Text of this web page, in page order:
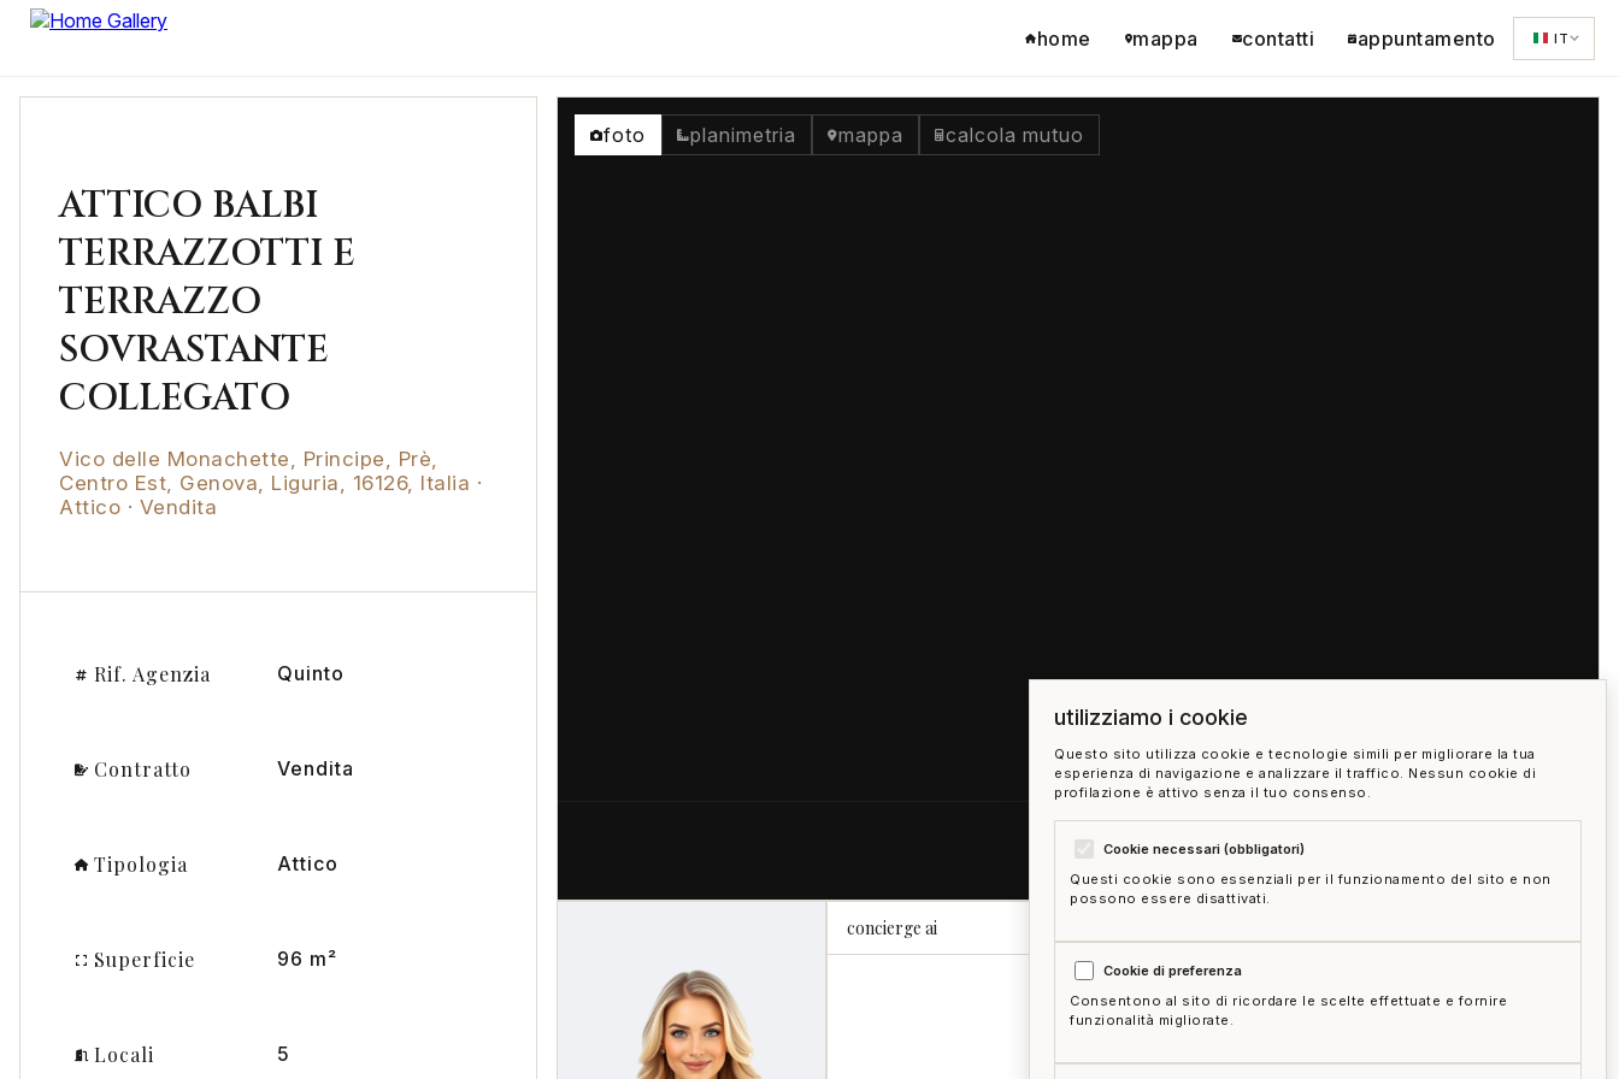
home mappa contatti appuntamento IT
ATTICO BALBI
TERRAZZOTTI E
TERRAZZO
SOVRASTANTE
COLLEGATO
Vico delle Monachette, Principe, Prè,
Centro Est, Genova, Liguria, 16126, Italia ·
Attico · Vendita
Rif. Agenzia Quinto
Contratto Vendita
Tipologia Attico
Superficie 96 m²
Locali 5
foto planimetria mappa calcola mutuo
concierge ai
utilizziamo i cookie
Questo sito utilizza cookie e tecnologie simili per migliorare la tua
esperienza di navigazione e analizzare il traffico. Nessun cookie di
profilazione è attivo senza il tuo consenso.
Cookie necessari (obbligatori)
Questi cookie sono essenziali per il funzionamento del sito e non
possono essere disattivati.
Cookie di preferenza
Consentono al sito di ricordare le scelte effettuate e fornire
funzionalità migliorate.